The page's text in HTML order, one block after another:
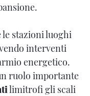
stazioni luoghi
interventi
energetico.
ruolo importante
limitrofi gli scali